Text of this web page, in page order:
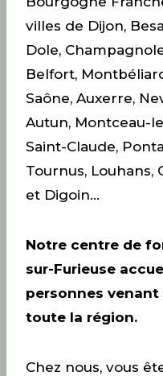
villes de Dijon,
Dole,
Belfort,
Saône, Auxerre,
Autun, Montceau-
Saint-Claude,
Tournus, Louhans,
et Digoin…
Notre centre de
sur-Furieuse
personnes
toute la région.
Chez nous, vous